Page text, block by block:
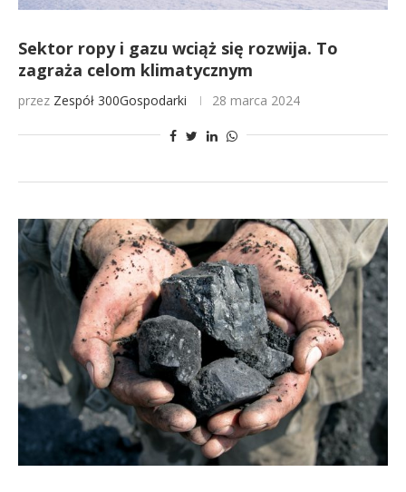
Sektor ropy i gazu wciąż się rozwija. To
zagraża celom klimatycznym
przez Zespół 300Gospodarki 28 marca 2024